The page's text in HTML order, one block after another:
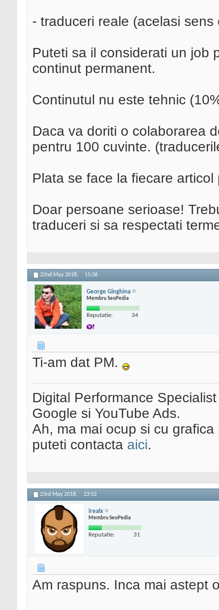
- traduceri reale (acelasi sens
Puteti sa il considerati un job
continut permanent.
Continutul nu este tehnic
Daca va doriti o colaborarea
pentru 100 cuvinte.
Plata se face la fiecare articol
Doar persoane serioase!
traduceri si sa respectati
22nd May 2018, 15:36
George Ginghina
Membru SeoPedia
Reputatie: 34
Ti-am dat PM.
Digital Performance
Google si YouTube Ads.
Ah, ma mai ocup si cu
puteti contacta aici.
23rd May 2018, 23:52
irealx
Membru SeoPedia
Reputatie: 31
Am raspuns. Inca mai astept